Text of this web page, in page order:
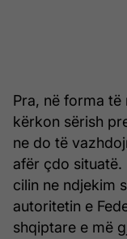
Pra, në forma
kërkon sërish
ne do të
afër çdo
cilin ne ndjekim
autoritetin e
shqiptare e më